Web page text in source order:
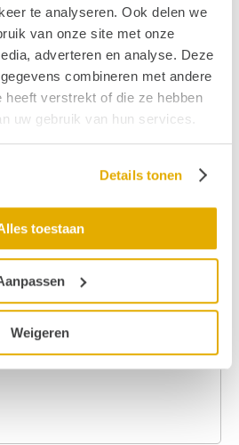
te analyseren. Ook delen we
van onze site met onze
adverteren en analyse. Deze
combineren met andere
heeft verstrekt of die ze hebben
uw gebruik van hun services.
Details tonen
toestaan
Weigeren
met hyperacusis hebben een
‘dynamisch bereik’. Het
vermogen van onze oren om
aan wisselende
veranderingen in geluid
die overgevoelig zijn voor
verwerkt, waardoor de